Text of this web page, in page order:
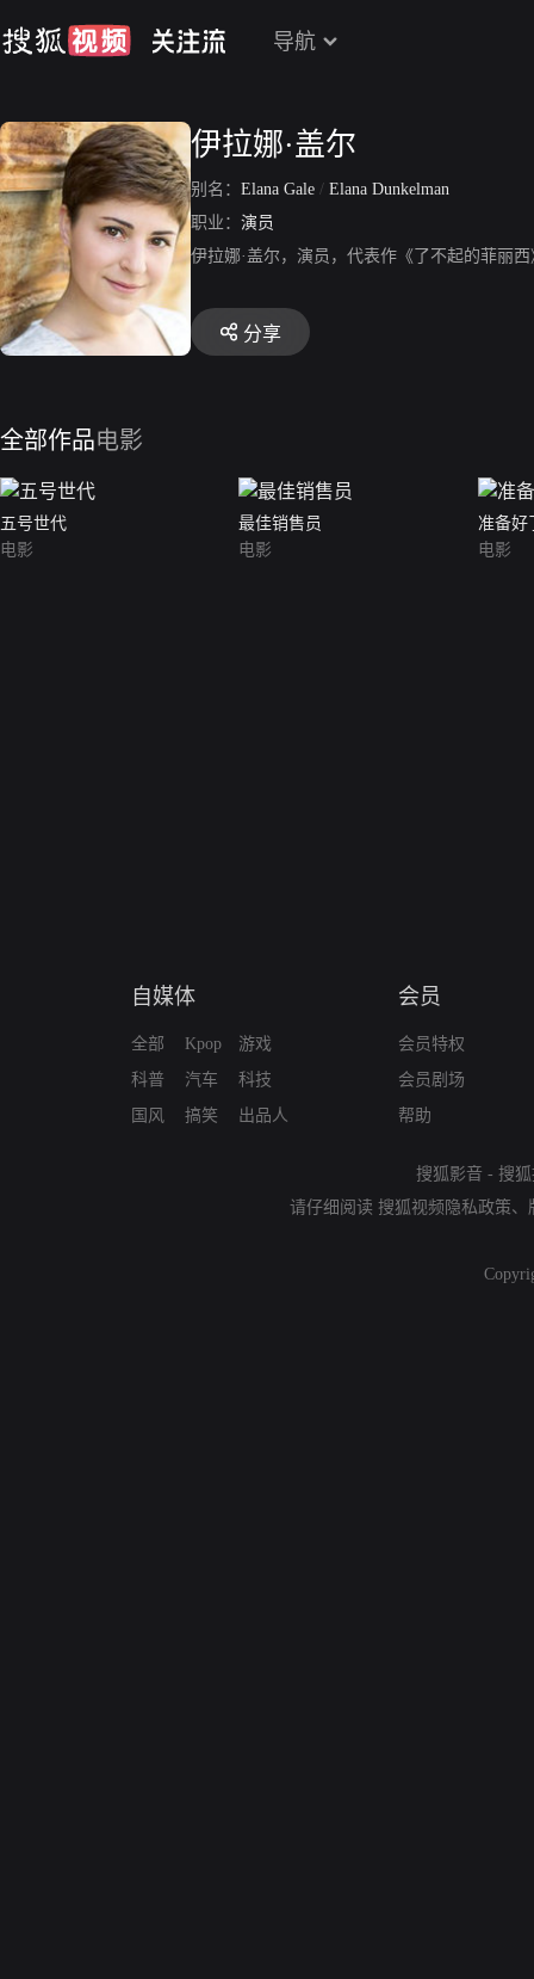
导航
伊拉娜·盖尔
别名： Elana Gale / Elana Dunkelman
职业： 演员
伊拉娜·盖尔，演员，代表作《了不起的菲丽西
分享
全部作品电影
五号世代
电影
最佳销售员
电影
准备好
电影
自媒体
全部
科普
国风
Kpop
汽车
搞笑
游戏
科技
出品人
会员
会员特权
会员剧场
帮助
搜狐影音 - 搜
请仔细阅读 搜狐视频隐私政策、